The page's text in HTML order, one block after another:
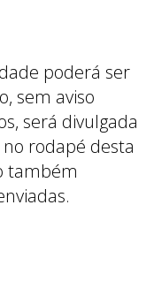
poderá ser
sem aviso
será divulgada
rodapé desta
também